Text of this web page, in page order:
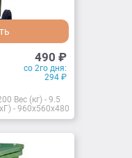
490 ₽
со 2го дня:
294 ₽
Вес (кг) - 9.5
- 960х560х480